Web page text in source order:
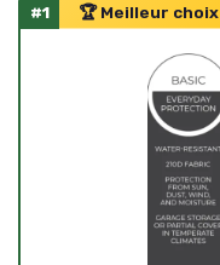
#1 🏆 Meilleur choix